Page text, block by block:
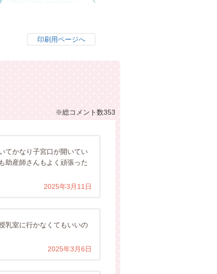
印刷用ページへ
※総コメント数353
てかなり子宮口が開いてい
助産師さんもよく頑張った
2025年3月11日
乳室に行かなくてもいいの
2025年3月6日